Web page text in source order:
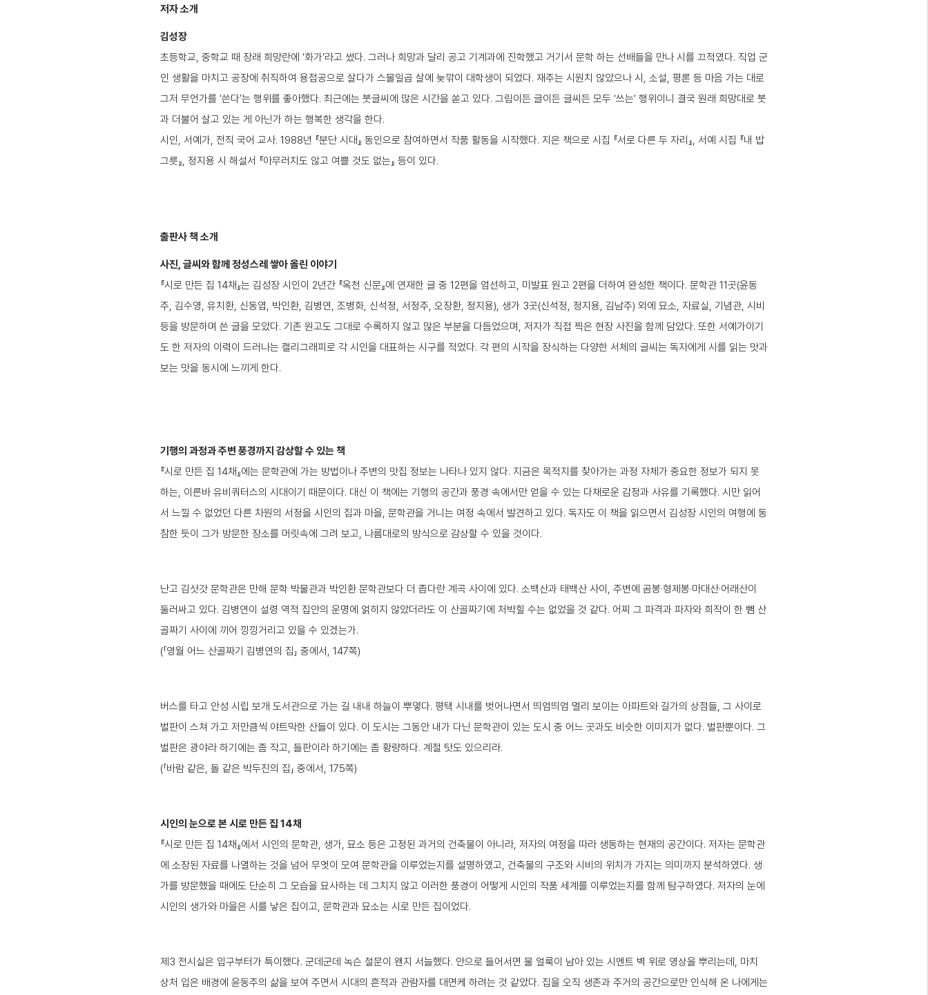
저자 소개
김성장
초등학교, 중학교 때 장래 희망란에 ‘화가’라고 썼다. 그러나 희망과 달리 공고 기계과에 진학했고 거기서 문학 하는 선배들을 만나 시를 끄적였다. 직업 군
인 생활을 마치고 공장에 취직하여 용접공으로 살다가 스물일곱 살에 늦깎이 대학생이 되었다. 재주는 시원치 않았으나 시, 소설, 평론 등 마음 가는 대로
그저 무언가를 ‘쓴다’는 행위를 좋아했다. 최근에는 붓글씨에 많은 시간을 쏟고 있다. 그림이든 글이든 글씨든 모두 ‘쓰는’ 행위이니 결국 원래 희망대로 붓
과 더불어 살고 있는 게 아닌가 하는 행복한 생각을 한다.
시인, 서예가, 전직 국어 교사. 1988년 『분단 시대』 동인으로 참여하면서 작품 활동을 시작했다. 지은 책으로 시집 『서로 다른 두 자리』, 서예 시집 『내 밥
그릇』, 정지용 시 해설서 『아무러치도 않고 여쁠 것도 없는』 등이 있다.
출판사 책 소개
사진, 글씨와 함께 정성스레 쌓아 올린 이야기
『시로 만든 집 14채』는 김성장 시인이 2년간 『옥천 신문』에 연재한 글 중 12편을 엄선하고, 미발표 원고 2편을 더하여 완성한 책이다. 문학관 11곳(윤동
주, 김수영, 유치환, 신동엽, 박인환, 김병연, 조병화, 신석정, 서정주, 오장환, 정지용), 생가 3곳(신석정, 정지용, 김남주) 외에 묘소, 자료실, 기념관, 시비
등을 방문하며 쓴 글을 모았다. 기존 원고도 그대로 수록하지 않고 많은 부분을 다듬었으며, 저자가 직접 찍은 현장 사진을 함께 담았다. 또한 서예가이기
도 한 저자의 이력이 드러나는 캘리그래피로 각 시인을 대표하는 시구를 적었다. 각 편의 시작을 장식하는 다양한 서체의 글씨는 독자에게 시를 읽는 맛과
보는 맛을 동시에 느끼게 한다.
기행의 과정과 주변 풍경까지 감상할 수 있는 책
『시로 만든 집 14채』에는 문학관에 가는 방법이나 주변의 맛집 정보는 나타나 있지 않다. 지금은 목적지를 찾아가는 과정 자체가 중요한 정보가 되지 못
하는, 이른바 유비쿼터스의 시대이기 때문이다. 대신 이 책에는 기행의 공간과 풍경 속에서만 얻을 수 있는 다채로운 감정과 사유를 기록했다. 시만 읽어
서 느낄 수 없었던 다른 차원의 서정을 시인의 집과 마을, 문학관을 거니는 여정 속에서 발견하고 있다. 독자도 이 책을 읽으면서 김성장 시인의 여행에 동
참한 듯이 그가 방문한 장소를 머릿속에 그려 보고, 나름대로의 방식으로 감상할 수 있을 것이다.
난고 김삿갓 문학관은 만해 문학 박물관과 박인환 문학관보다 더 좁다란 계곡 사이에 있다. 소백산과 태백산 사이, 주변에 곰봉·형제봉·마대산·어래산이
둘러싸고 있다. 김병연이 설령 역적 집안의 운명에 얽히지 않았더라도 이 산골짜기에 처박힐 수는 없었을 것 같다. 어찌 그 파격과 파자와 희작이 한 뼘 산
골짜기 사이에 끼어 낑낑거리고 있을 수 있겠는가.
(「영월 어느 산골짜기 김병연의 집」 중에서, 147쪽)
버스를 타고 안성 시립 보개 도서관으로 가는 길 내내 하늘이 뿌옇다. 평택 시내를 벗어나면서 띄엄띄엄 멀리 보이는 아파트와 길가의 상점들, 그 사이로
벌판이 스쳐 가고 저만큼씩 야트막한 산들이 있다. 이 도시는 그동안 내가 다닌 문학관이 있는 도시 중 어느 곳과도 비슷한 이미지가 없다. 벌판뿐이다. 그
벌판은 광야라 하기에는 좀 작고, 들판이라 하기에는 좀 황량하다. 계절 탓도 있으리라.
(「바람 같은, 돌 같은 박두진의 집」 중에서, 175쪽)
시인의 눈으로 본 시로 만든 집 14채
『시로 만든 집 14채』에서 시인의 문학관, 생가, 묘소 등은 고정된 과거의 건축물이 아니라, 저자의 여정을 따라 생동하는 현재의 공간이다. 저자는 문학관
에 소장된 자료를 나열하는 것을 넘어 무엇이 모여 문학관을 이루었는지를 설명하였고, 건축물의 구조와 시비의 위치가 가지는 의미까지 분석하였다. 생
가를 방문했을 때에도 단순히 그 모습을 묘사하는 데 그치지 않고 이러한 풍경이 어떻게 시인의 작품 세계를 이루었는지를 함께 탐구하였다. 저자의 눈에
시인의 생가와 마을은 시를 낳은 집이고, 문학관과 묘소는 시로 만든 집이었다.
제3 전시실은 입구부터가 특이했다. 군데군데 녹슨 철문이 왠지 서늘했다. 안으로 들어서면 물 얼룩이 남아 있는 시멘트 벽 위로 영상을 뿌리는데, 마치
상처 입은 배경에 윤동주의 삶을 보여 주면서 시대의 흔적과 관람자를 대면케 하려는 것 같았다. 집을 오직 생존과 주거의 공간으로만 인식해 온 나에게는